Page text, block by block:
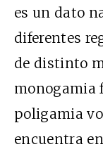
es un dato
diferentes
de distinto
monogamia
poligamia
encuentra